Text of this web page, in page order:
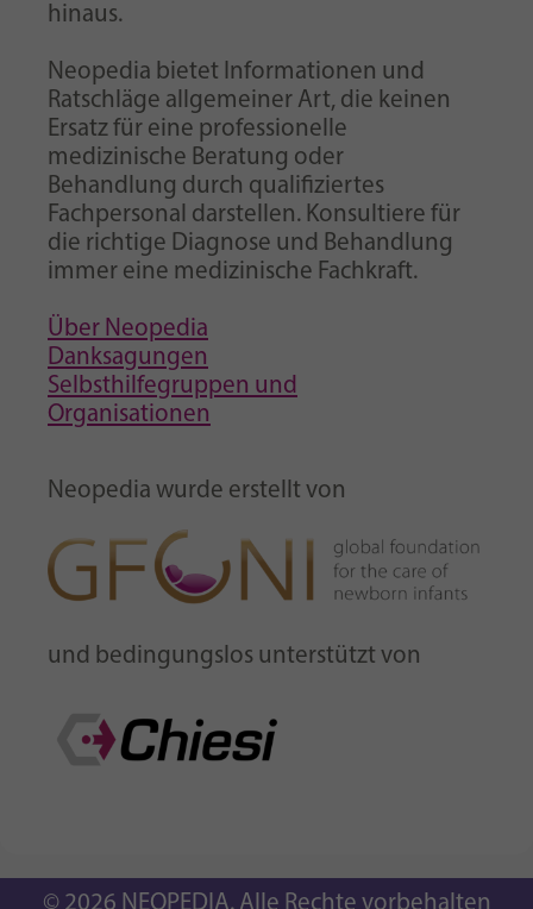
hinaus.
Neopedia bietet Informationen und
Ratschläge allgemeiner Art, die keinen
Ersatz für eine professionelle
medizinische Beratung oder
Behandlung durch qualifiziertes
Fachpersonal darstellen. Konsultiere für
die richtige Diagnose und Behandlung
immer eine medizinische Fachkraft.
Über Neopedia
Danksagungen
Selbsthilfegruppen und
Organisationen
Neopedia wurde erstellt von
und bedingungslos unterstützt von
© 2026 NEOPEDIA. Alle Rechte vorbehalten